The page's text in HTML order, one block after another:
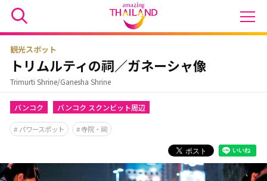
観光スポット
トリムルティの祠／ガネーシャ像
Trimurti Shrine/Ganesha Shrine
バンコク バンコク スクンビット周辺
パワースポット 寺院・祠